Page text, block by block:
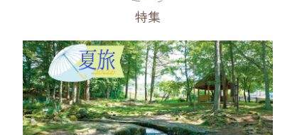
名所・旧跡 温泉・スパ その他施設 ごはん
特集